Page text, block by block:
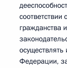
соответствии
гражданства
осуществлять
Федерации,